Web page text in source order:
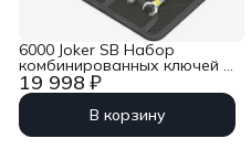
19 998 ₽
6000 Joker SB Набор
комбинированных ключей с
трещоткой, 4 пр., 10-19 мм
Wera WE-073290
В корзину